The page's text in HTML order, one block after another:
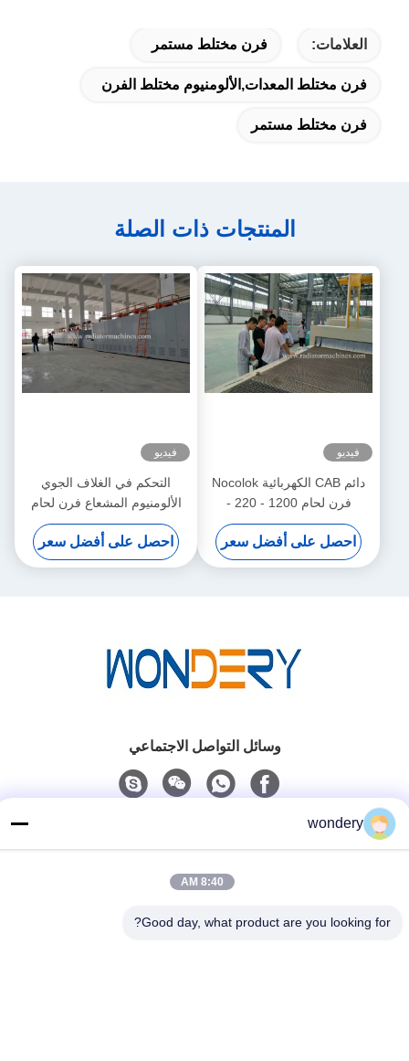
العلامات: فرن مختلط مستمر
فرن مختلط المعدات,الألومنيوم مختلط الفرن
فرن مختلط مستمر
المنتجات ذات الصلة
فيديو
دائم CAB الكهربائية Nocolok
فرن لحام 1200 - 220 -
12000MM مع الغاز
احصل على أفضل سعر
فيديو
التحكم في الغلاف الجوي
الألومنيوم المشعاع فرن لحام
1000 - 200 - 8000MM
احصل على أفضل سعر
وسائل التواصل الاجتماعي
86-153-0529-9442
البريد الإلكتروني
wondery
8:40 AM
Good day, what product are you looking for?